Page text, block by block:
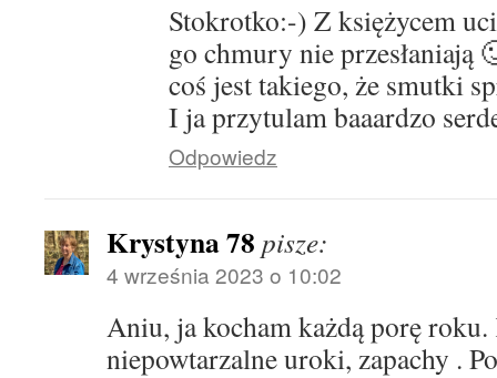
Stokrotko:-) Z księżycem
go chmury nie przesłaniają
coś jest takiego, że smutki
I ja przytulam baaardzo
Odpowiedz
Krystyna 78 pisze:
4 września 2023 o 10:02
Aniu, ja kocham każdą porę roku.
niepowtarzalne uroki, zapachy .